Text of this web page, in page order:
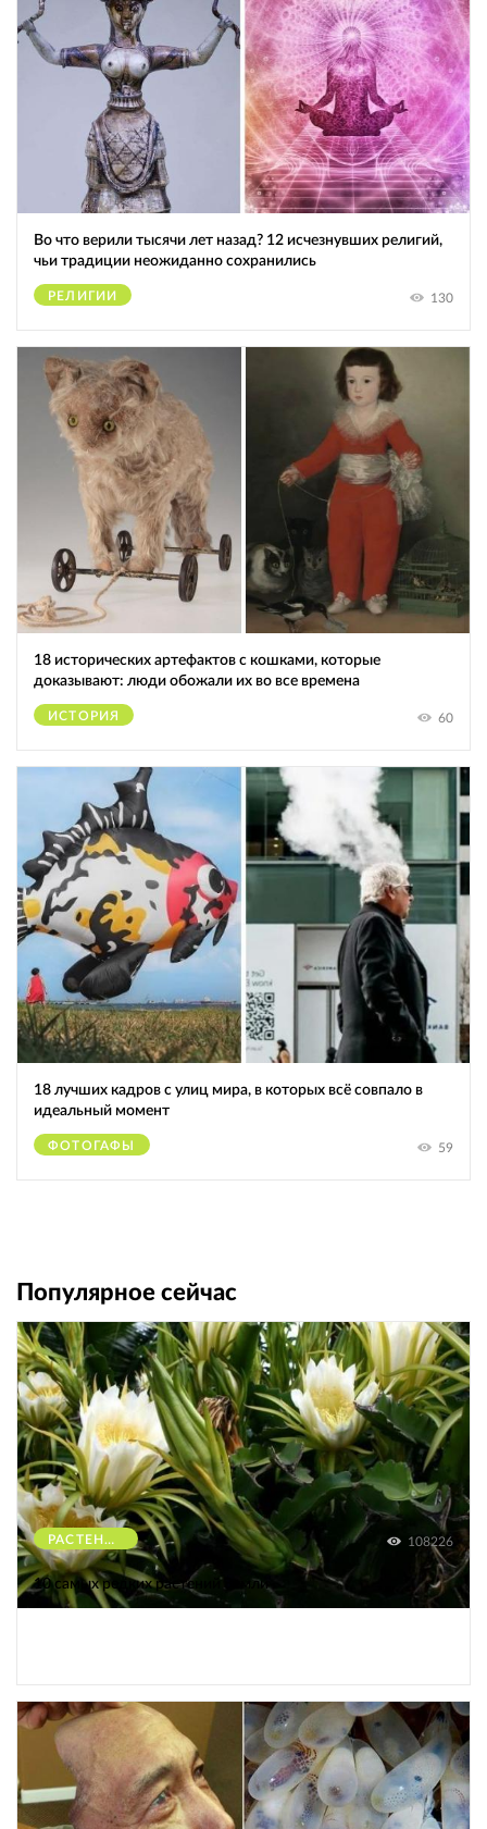
Во что верили тысячи лет назад? 12 исчезнувших религий,
чьи традиции неожиданно сохранились
РЕЛИГИИ 130
18 исторических артефактов с кошками, которые
доказывают: люди обожали их во все времена
ИСТОРИЯ 60
18 лучших кадров с улиц мира, в которых всё совпало в
идеальный момент
ФОТОГАФЫ 59
Популярное сейчас
РАСТЕНИЯ 108226
10 самых редких растений Земли